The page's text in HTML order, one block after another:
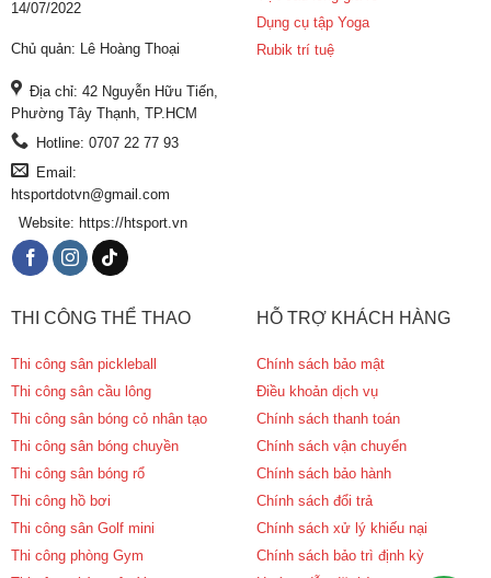
14/07/2022
Chủ quản: Lê Hoàng Thoại
Địa chỉ: 42 Nguyễn Hữu Tiến,
Phường Tây Thạnh, TP.HCM
Hotline: 0707 22 77 93
Email:
htsportdotvn@gmail.com
Website: https://htsport.vn
Dụng cụ tập Yoga
Rubik trí tuệ
THI CÔNG THỂ THAO
Thi công sân pickleball
Thi công sân cầu lông
Thi công sân bóng cỏ nhân tạo
Thi công sân bóng chuyền
Thi công sân bóng rổ
Thi công hồ bơi
Thi công sân Golf mini
Thi công phòng Gym
HỖ TRỢ KHÁCH HÀNG
Chính sách bảo mật
Điều khoản dịch vụ
Chính sách thanh toán
Chính sách vận chuyển
Chính sách bảo hành
Chính sách đổi trả
Chính sách xử lý khiếu nại
Chính sách bảo trì định kỳ